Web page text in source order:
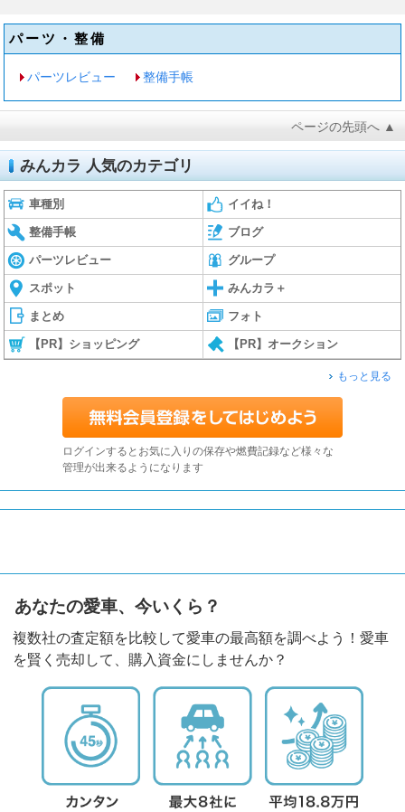
パーツ・整備
パーツレビュー 整備手帳
ページの先頭へ ▲
みんカラ 人気のカテゴリ
車種別 イイね！
整備手帳 ブログ
パーツレビュー グループ
スポット みんカラ＋
まとめ フォト
【PR】ショッピング 【PR】オークション
もっと見る
ログインするとお気に入りの保存や燃費記録など様々な
管理が出来るようになります
あなたの愛車、今いくら？
複数社の査定額を比較して愛車の最高額を調べよう！愛車
を賢く売却して、購入資金にしませんか？